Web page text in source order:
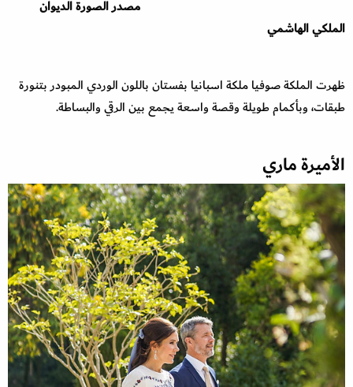
مصدر الصورة الديوان
الملكي الهاشمي
ظهرت الملكة صوفيا ملكة اسبانيا بفستان باللون الوردي المبودر بتنورة
طبقات، وبأكمام طويلة وقصة واسعة يجمع بين الرقي والبساطة.
الأميرة ماري